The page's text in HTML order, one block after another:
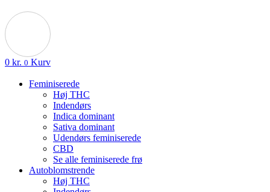
0 kr. 0 Kurv
Feminiserede
Høj THC
Indendørs
Indica dominant
Sativa dominant
Udendørs feminiserede
CBD
Se alle feminiserede frø
Autoblomstrende
Høj THC